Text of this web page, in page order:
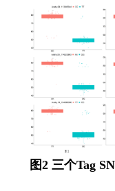
图2 三个Tag